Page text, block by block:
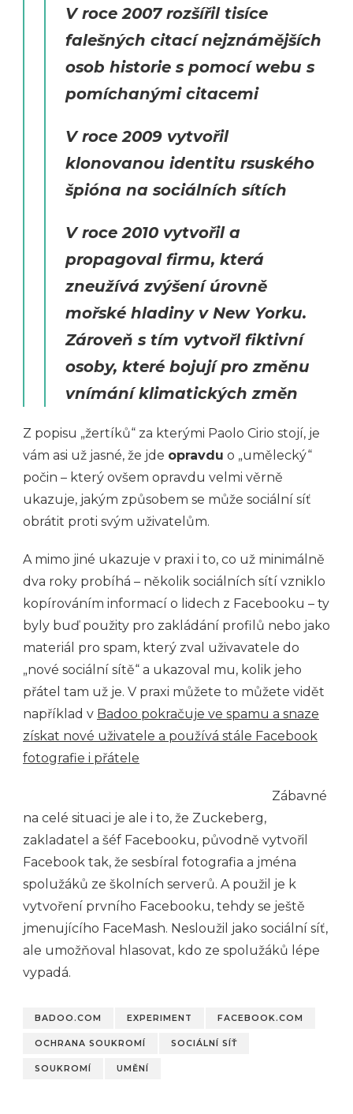
V roce 2007 rozšířil tisíce
falešných citací nejznámějších
osob historie s pomocí webu s
pomíchanými citacemi
V roce 2009 vytvořil
klonovanou identitu rsuského
špióna na sociálních sítích
V roce 2010 vytvořil a
propagoval firmu, která
zneužívá zvýšení úrovně
mořské hladiny v New Yorku.
Zároveň s tím vytvořl fiktivní
osoby, které bojují pro změnu
vnímání klimatických změn
Z popisu „žertíků“ za kterými Paolo Cirio stojí, je
vám asi už jasné, že jde opravdu o „umělecký“
počin – který ovšem opravdu velmi věrně
ukazuje, jakým způsobem se může sociální síť
obrátit proti svým uživatelům.
A mimo jiné ukazuje v praxi i to, co už minimálně
dva roky probíhá – několik sociálních sítí vzniklo
kopírováním informací o lidech z Facebooku – ty
byly buď použity pro zakládání profilů nebo jako
materiál pro spam, který zval uživavatele do
„nové sociální sítě“ a ukazoval mu, kolik jeho
přátel tam už je. V praxi můžete to můžete vidět
například v Badoo pokračuje ve spamu a snaze
získat nové uživatele a používá stále Facebook
fotografie i přátele
Zábavné
na celé situaci je ale i to, že Zuckeberg,
zakladatel a šéf Facebooku, původně vytvořil
Facebook tak, že sesbíral fotografia a jména
spolužáků ze školních serverů. A použil je k
vytvoření prvního Facebooku, tehdy se ještě
jmenujícího FaceMash. Nesloužil jako sociální síť,
ale umožňoval hlasovat, kdo ze spolužáků lépe
vypadá.
BADOO.COM EXPERIMENT FACEBOOK.COM
OCHRANA SOUKROMÍ SOCIÁLNÍ SÍŤ
SOUKROMÍ UMĚNÍ